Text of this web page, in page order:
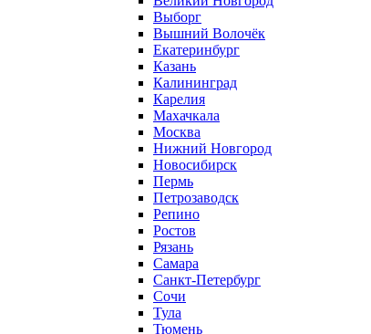
Выборг
Вышний Волочёк
Екатеринбург
Казань
Калининград
Карелия
Махачкала
Москва
Нижний Новгород
Новосибирск
Пермь
Петрозаводск
Репино
Ростов
Рязань
Самара
Санкт-Петербург
Сочи
Тула
Тюмень